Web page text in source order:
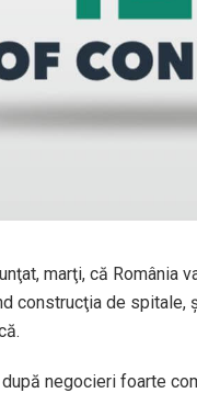
marţi, că România
construcţia de
negocieri foarte